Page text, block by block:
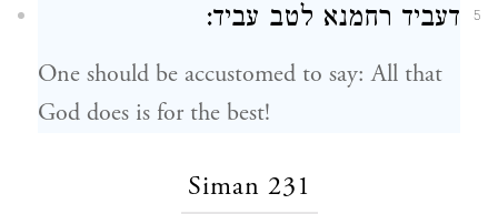
5
דעביד רחמנא לטב עביד:
One should be accustomed to say: All that
God does is for the best!
Siman 231